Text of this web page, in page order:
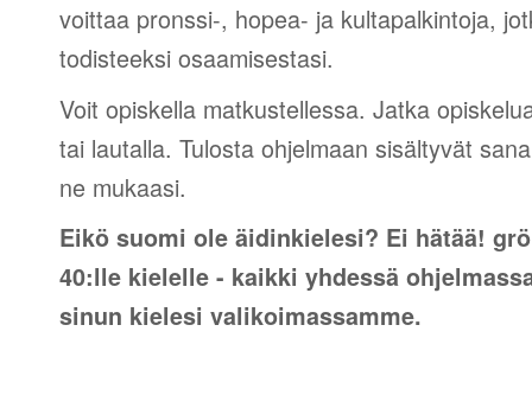
voittaa pronssi-, hopea- ja kultapalkintoja,
todisteeksi osaamisestasi.
Voit opiskella matkustellessa. Jatka
tai lautalla. Tulosta ohjelmaan sisältyvät
ne mukaasi.
Eikö suomi ole äidinkielesi? Ei hätää!
40:lle kielelle - kaikki yhdessä
sinun kielesi valikoimassamme.